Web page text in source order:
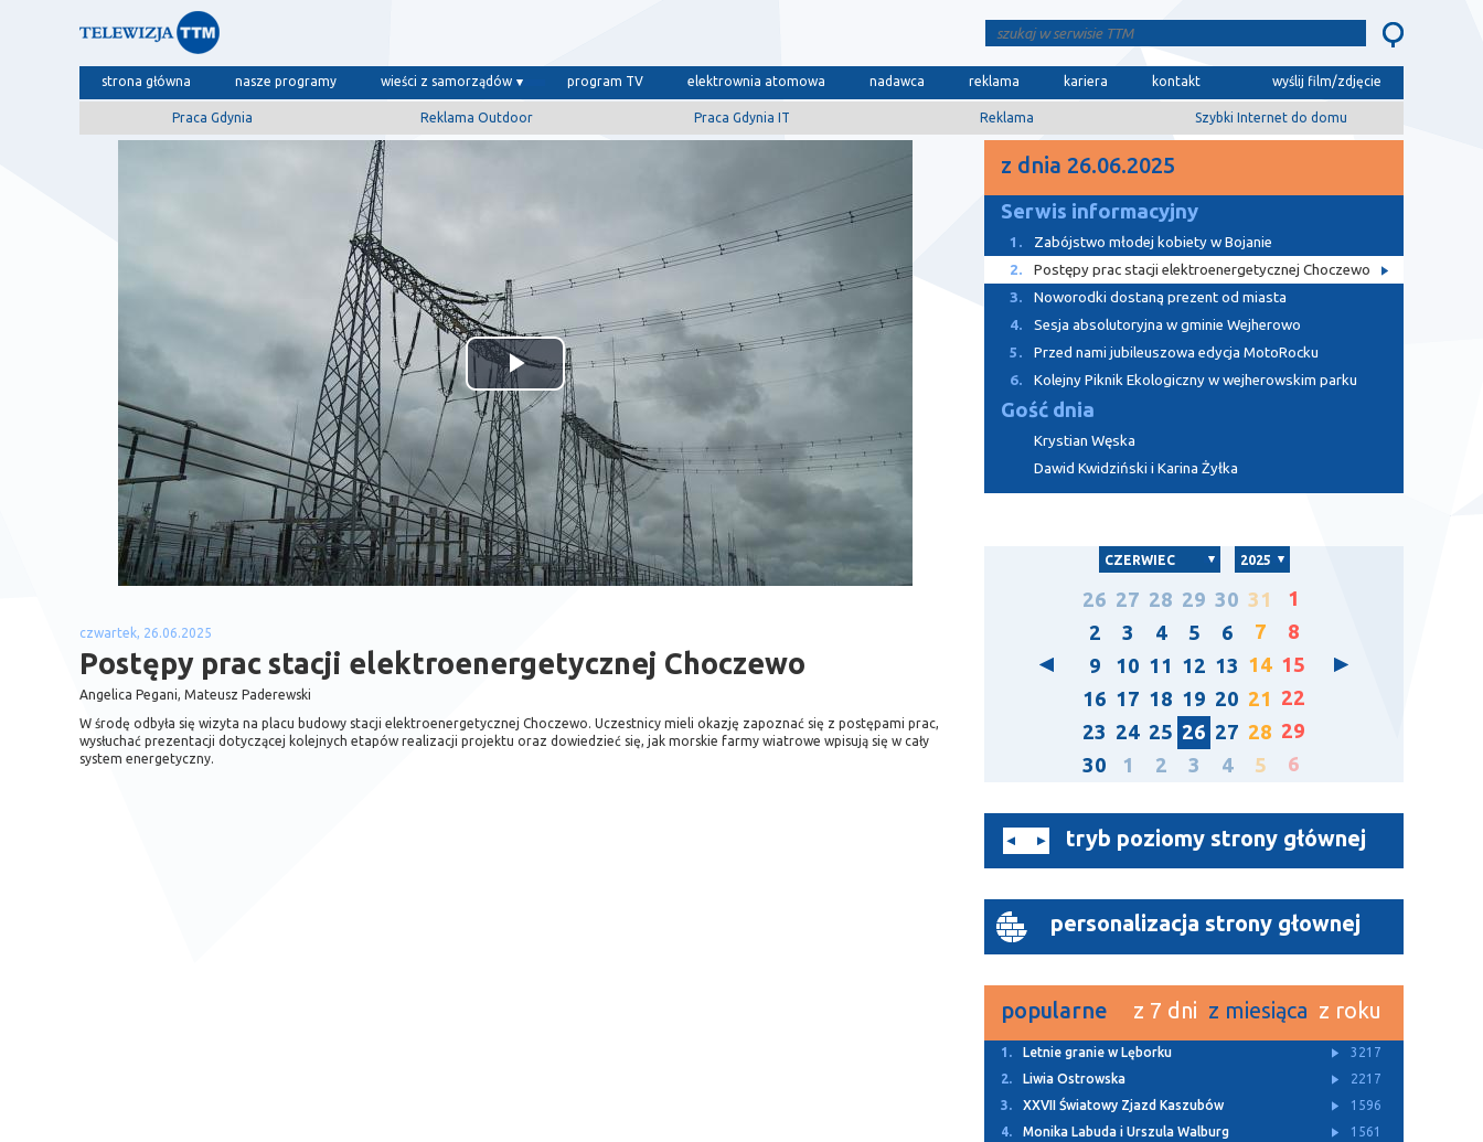
strona główna nasze programy wieści z samorządów program TV elektrownia atomowa nadawca reklama kariera kontakt wyślij film/zdjęcie
Praca Gdynia Reklama Outdoor Praca Gdynia IT Reklama Szybki Internet do domu
Odtwórz
wideo
czwartek, 26.06.2025
Postępy prac stacji elektroenergetycznej Choczewo
Angelica Pegani, Mateusz Paderewski
W środę odbyła się wizyta na placu budowy stacji elektroenergetycznej Choczewo. Uczestnicy mieli okazję zapoznać się z postępami prac,
wysłuchać prezentacji dotyczącej kolejnych etapów realizacji projektu oraz dowiedzieć się, jak morskie farmy wiatrowe wpisują się w cały
system energetyczny.
z dnia 26.06.2025
Serwis informacyjny
1.
Zabójstwo młodej kobiety w Bojanie
2.
Postępy prac stacji elektroenergetycznej Choczewo
3.
Noworodki dostaną prezent od miasta
4.
Sesja absolutoryjna w gminie Wejherowo
5.
Przed nami jubileuszowa edycja MotoRocku
6.
Kolejny Piknik Ekologiczny w wejherowskim parku
Gość dnia
Krystian Węska
Dawid Kwidziński i Karina Żyłka
CZERWIEC 2025
26 27 28 29 30 31
1
2
3 4 5 6 7
8
9
10 11 12 13 14 15
16 17 18 19 20 21 22
23 24 25 26 27 28 29
30
1 2 3 4 5 6
tryb poziomy strony głównej
personalizacja strony głownej
popularne z 7 dni z miesiąca z roku
1. Z Archiwum TTM
11451
2.
Rusza budowa dwóch ulic w Bolszewie
4931
3.
Letnie granie w Lęborku
3217
4.
Za nami Kaszubski Kiermasz Wielkanocny
3143